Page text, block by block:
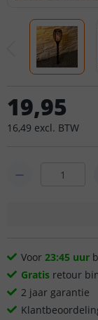
19,95
16,49 excl. BTW
Voor 23:45 uur
Gratis retour
2 jaar garantie